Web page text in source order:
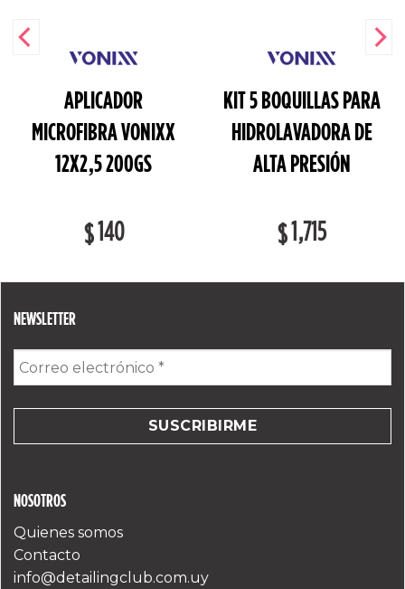
APLICADOR
MICROFIBRA VONIXX
12X2,5 200GS
$140
KIT 5 BOQUILLAS PARA
HIDROLAVADORA DE
ALTA PRESIÓN
$1,715
NOSOTROS
Quienes somos
Contacto
info@detailingclub.com.uy
NEWSLETTER
electrónico